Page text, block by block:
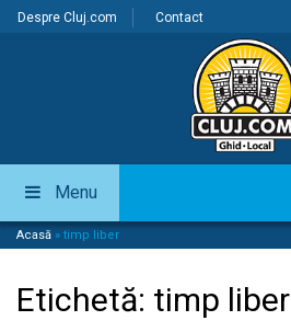
Despre Cluj.com Contact
Menu
Acasă » timp liber
Etichetă: timp liber